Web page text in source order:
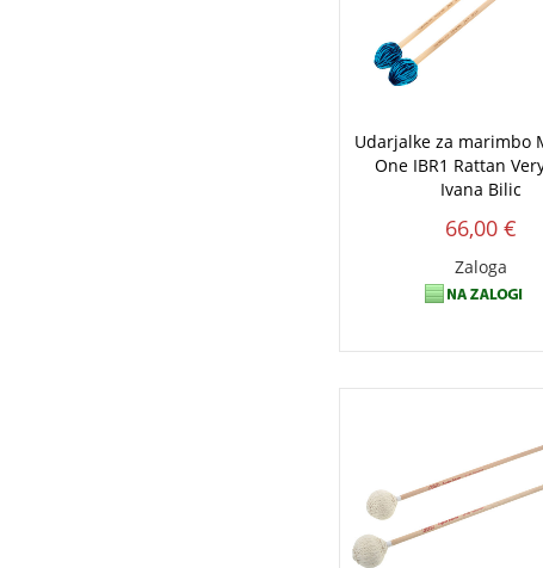
Udarjalke za marimbo
One IBR1 Rattan
Ivana Bilic
66,00 €
Zaloga